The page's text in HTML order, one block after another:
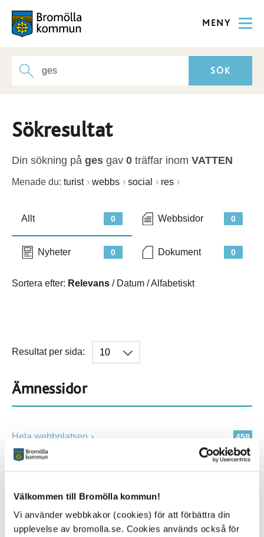
Välkommen till Bromölla kommun!
Vi använder webbkakor (cookies) för att förbättra din
upplevelse av bromolla.se. Cookies används också för
MENY
Sökresultat
Din sökning på ges gav 0 träffar inom VATTEN
Menade du: turist webbs social res
0
Allt 0
Webbsidor
0
Nyheter 0
Dokument
Sortera efter: Relevans / Datum /Alfabetiskt
Resultat per sida:
Ämnessidor
458
Hela webbplatsen
Alla platser